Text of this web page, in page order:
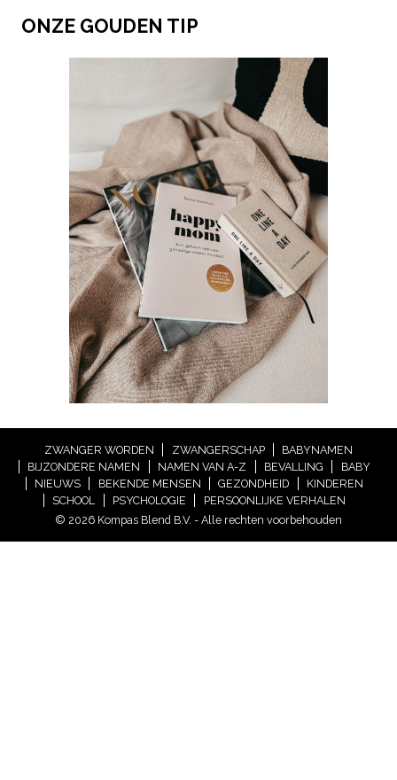
ONZE GOUDEN TIP
ZWANGER WORDEN ZWANGERSCHAP
BABYNAMEN
BIJZONDERE NAMEN
NAMEN VAN A-Z BEVALLING
BABY
NIEUWS
BEKENDE MENSEN GEZONDHEID
KINDEREN
SCHOOL
PSYCHOLOGIE
PERSOONLIJKE VERHALEN
© 2026 Kompas Blend B.V. - Alle rechten voorbehouden